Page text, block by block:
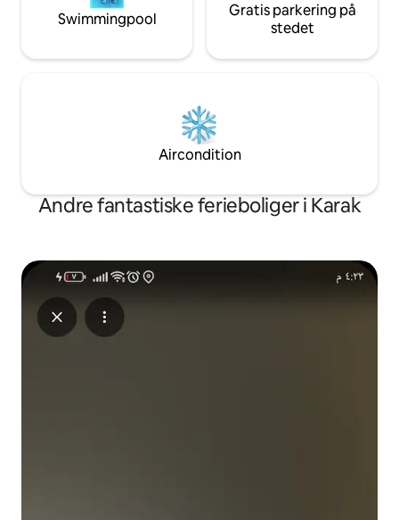
Swimmingpool
Gratis parkering på
stedet
Aircondition
Andre fantastiske ferieboliger i Karak